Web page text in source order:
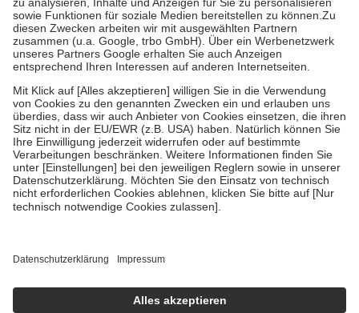
Grundsätzlich leisten Mitglieder Zuzahlungen in Höhe von zehn
Prozent des Abgabepreises,mindestensjedochfünf Euro
höchstens zehn Euro.Es sind jedoch nie mehr als die tatsächlichen
Kosten der Leistung zu entrichten.
Diese Regeln gelten grundsätzlich auch für Online-Apotheken.
Bei Heilmitteln und häuslicher Krankenpflege beträgt die
Zuzahlung zehn Prozent der Kosten sowie zehn Euro je
Verordnung.
Um das Engagement der Versicherten für ihre eigene Gesundheit zu
stärken und die besondere Stellung der Familie zu unterstützen,
fallenkeine Zuzahlungenan bei:
• Kindern und Jugendlichen bis zum vollendeten 18. Lebensjahr
mit Ausnahme der Fahrkosten
• empfohlenen Schutzimpfungen
Wir nutzen Trusted Shops als unabhängigen Dienstleister für die